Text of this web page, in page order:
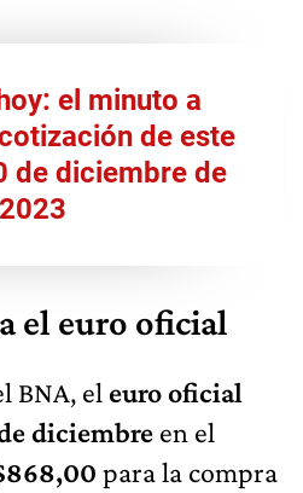
el minuto a
de este
de diciembre de
2023
el euro oficial
BNA, el euro oficial
diciembre en el
para la compra